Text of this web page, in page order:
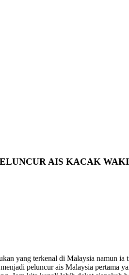
AIS KACAK
yang terkenal di Malaysia namun
peluncur ais Malaysia pertama